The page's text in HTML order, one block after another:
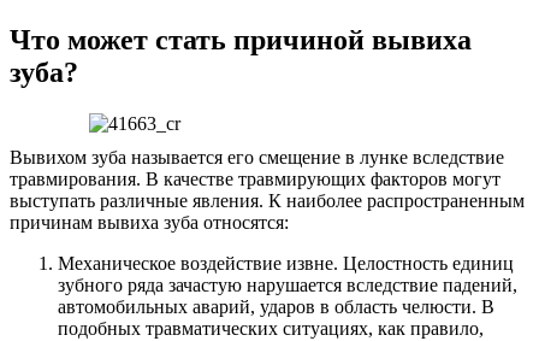
Что может стать причиной вывиха
зуба?
Вывихом зуба называется его смещение в лунке вследствие
травмирования. В качестве травмирующих факторов могут
выступать различные явления. К наиболее распространенным
причинам вывиха зуба относятся:
Механическое воздействие извне. Целостность единиц
зубного ряда зачастую нарушается вследствие падений,
автомобильных аварий, ударов в область челюсти. В
подобных травматических ситуациях, как правило,